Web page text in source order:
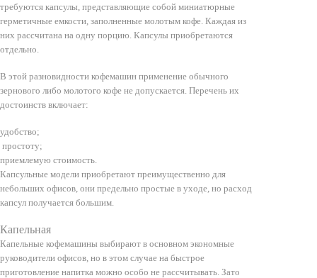
требуются капсулы, представляющие собой миниатюрные
герметичные емкости, заполненные молотым кофе. Каждая из
них рассчитана на одну порцию. Капсулы приобретаются
отдельно.
В этой разновидности кофемашин применение обычного
зернового либо молотого кофе не допускается. Перечень их
достоинств включает:
удобство;
простоту;
приемлемую стоимость.
Капсульные модели приобретают преимущественно для
небольших офисов, они предельно простые в уходе, но расход
капсул получается большим.
Капельная
Капельные кофемашины выбирают в основном экономные
руководители офисов, но в этом случае на быстрое
приготовление напитка можно особо не рассчитывать. Зато